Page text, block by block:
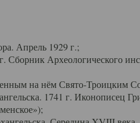
Апрель 1929 г.;
Археологического
на нём Свято-Троицким
1741 г. Иконописец